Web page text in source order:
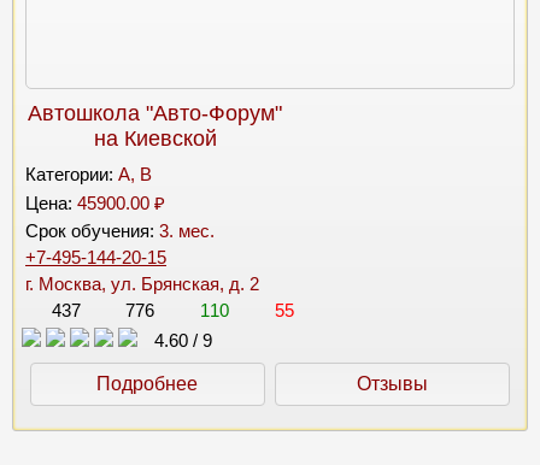
Автошкола "Авто-Форум"
на Киевской
Категории: A, B
Цена: 45900.00 ₽
Срок обучения: 3. мес.
+7-495-144-20-15
г. Москва, ул. Брянская, д. 2
437
776 110
55
4.60 / 9
Подробнее Отзывы